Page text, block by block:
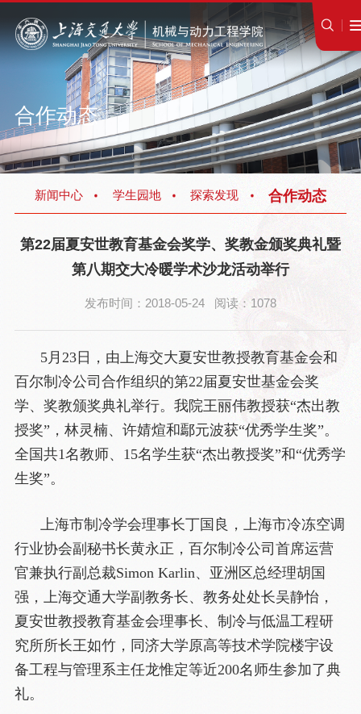
合作动态
新闻中心 学生园地 探索发现 合作动态
第22届夏安世教育基金会奖学、奖教金颁奖典礼暨
第八期交大冷暖学术沙龙活动举行
发布时间：2018-05-24 阅读：1078
5月23日，由上海交大夏安世教授教育基金会和
百尔制冷公司合作组织的第22届夏安世基金会奖
学、奖教颁奖典礼举行。我院王丽伟教授获“杰出教
授奖”，林灵楠、许婧煊和鄢元波获“优秀学生奖”。
全国共1名教师、15名学生获“杰出教授奖”和“优秀学
生奖”。
上海市制冷学会理事长丁国良，上海市冷冻空调
行业协会副秘书长黄永正，百尔制冷公司首席运营
官兼执行副总裁Simon Karlin、亚洲区总经理胡国
强，上海交通大学副教务长、教务处处长吴静怡，
夏安世教授教育基金会理事长、制冷与低温工程研
究所所长王如竹，同济大学原高等技术学院楼宇设
备工程与管理系主任龙惟定等近200名师生参加了典
礼。